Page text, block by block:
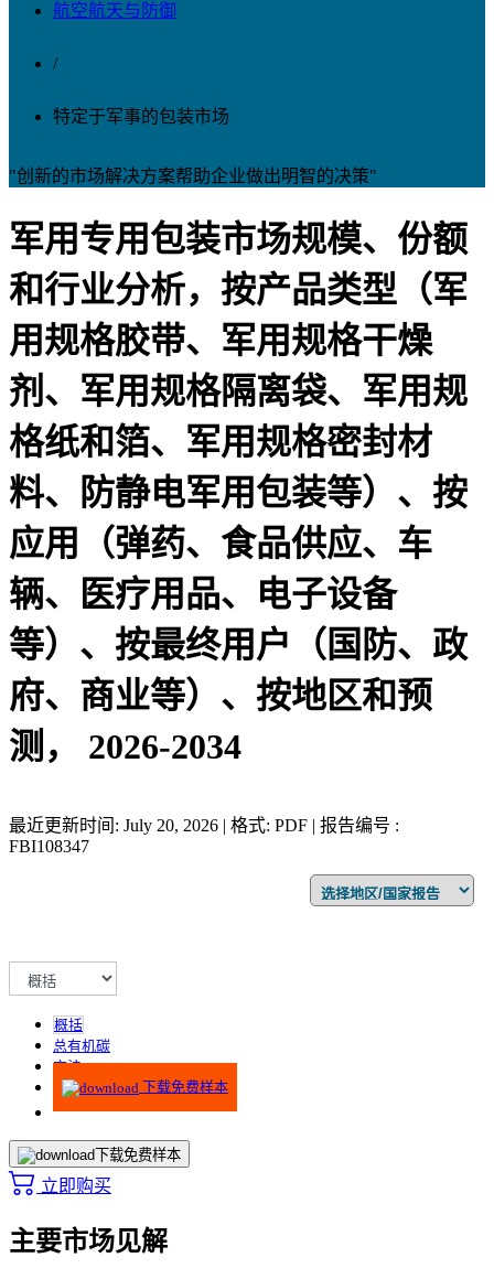
航空航天与防御
/
特定于军事的包装市场
"创新的市场解决方案帮助企业做出明智的决策"
军用专用包装市场规模、份额
和行业分析，按产品类型（军
用规格胶带、军用规格干燥
剂、军用规格隔离袋、军用规
格纸和箔、军用规格密封材
料、防静电军用包装等）、按
应用（弹药、食品供应、车
辆、医疗用品、电子设备
等）、按最终用户（国防、政
府、商业等）、按地区和预
测， 2026-2034
最近更新时间: July 20, 2026 | 格式: PDF | 报告编号 :
FBI108347
概括
总有机碳
方法
下载免费样本
下载免费样本
立即购买
主要市场见解